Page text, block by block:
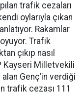
trafik cezaları
oylarıyla çıkan
Rakamlar
Trafik
çıkıp nasıl
Kayseri Milletvekili
Genç’in verdiği
trafik cezası 111